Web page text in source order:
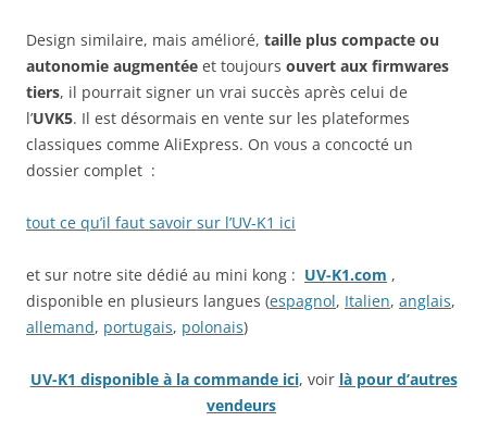
Design similaire, mais amélioré, taille plus compacte ou
autonomie augmentée et toujours ouvert aux firmwares
tiers, il pourrait signer un vrai succès après celui de
l’UVK5. Il est désormais en vente sur les plateformes
classiques comme AliExpress. On vous a concocté un
dossier complet :
tout ce qu’il faut savoir sur l’UV-K1 ici
et sur notre site dédié au mini kong : UV-K1.com ,
disponible en plusieurs langues (espagnol, Italien, anglais,
allemand, portugais, polonais)
UV-K1 disponible à la commande ici, voir là pour d’autres
vendeurs